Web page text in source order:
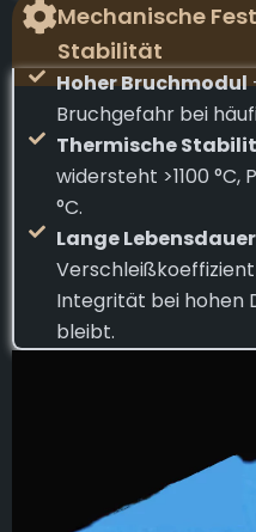
Mechanische
Stabilität
Hoher Bruchmodul
Bruchgefahr bei
Thermische
widersteht >1100
°C.
Lange Lebensdauer
Integrität bei hohen
bleibt.